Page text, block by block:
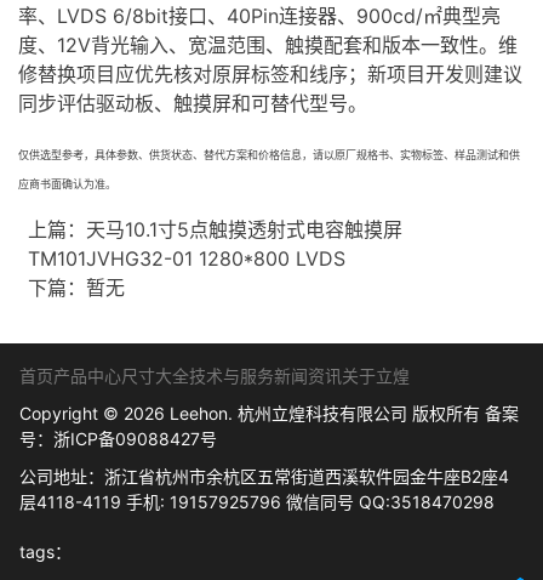
率、LVDS 6/8bit接口、40Pin连接器、900cd/㎡典型亮
度、12V背光输入、宽温范围、触摸配套和版本一致性。维
修替换项目应优先核对原屏标签和线序；新项目开发则建议
同步评估驱动板、触摸屏和可替代型号。
仅供选型参考，具体参数、供货状态、替代方案和价格信息，请以原厂规格书、实物标签、样品测试和供
应商书面确认为准。
上篇： 天马10.1寸5点触摸透射式电容触摸屏
TM101JVHG32-01 1280*800 LVDS
下篇：暂无
首页产品中心尺寸大全技术与服务新闻资讯关于立煌
Copyright © 2026 Leehon. 杭州立煌科技有限公司 版权所有 备案
号： 浙ICP备09088427号
公司地址：浙江省杭州市余杭区五常街道西溪软件园金牛座B2座4
层4118-4119 手机: 19157925796 微信同号 QQ:3518470298
tags：